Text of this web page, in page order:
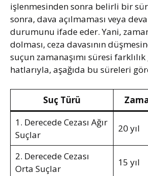
işlenmesinden sonra belirli bir
sonra, dava açılmaması veya
durumunu ifade eder. Yani,
dolması, ceza davasının
suçun zamanaşımı süresi
hatlarıyla, aşağıda bu süreleri
Suç Türü
1. Derecede Cezası Ağır
Suçlar
20 yıl
2. Derecede Cezası
Orta Suçlar
15 yıl